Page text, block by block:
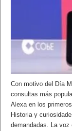
Con motivo del Día
consultas más
Alexa en los
Historia y
demandadas. La